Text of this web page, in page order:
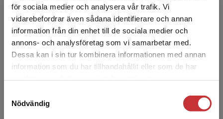
för sociala medier och analysera vår trafik. Vi
vidarebefordrar även sådana identifierare och annan
information från din enhet till de sociala medier och
annons- och analysföretag som vi samarbetar med.
Dessa kan i sin tur kombinera informationen med annan
information som du har tillhandahållit eller som de har
Nödvändig
Begränsad fraktregion
Det verkar som att du besöker
studentlitteratur.se via en enhet utanför Sverige.
Vi erbjuder inte leveranser utanför Sverige. För
att kunna slutföra ett köp måste
Åsa Delblanc
legitimerad förskollärare, legitimerad